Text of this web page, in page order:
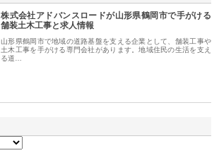
株式会社アドバンスロードが山形県鶴岡市で手がける
舗装土木工事と求人情報
山形県鶴岡市で地域の道路基盤を支える企業として、舗装工事や
土木工事を手がける専門会社があります。地域住民の生活を支え
る道…